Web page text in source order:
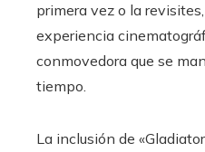
primera vez o la
experiencia
conmovedora que se
tiempo.
La inclusión de